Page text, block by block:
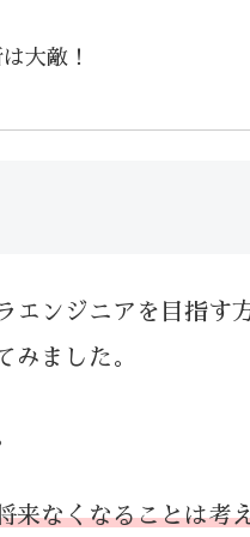
大敵！
エンジニアを目指す
みました。
来なくなることは考